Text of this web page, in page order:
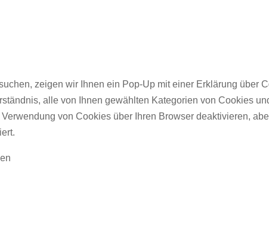
zeigen wir Ihnen ein Pop-Up mit einer Erklärung über
alle von Ihnen gewählten Kategorien von Cookies
von Cookies über Ihren Browser deaktivieren,